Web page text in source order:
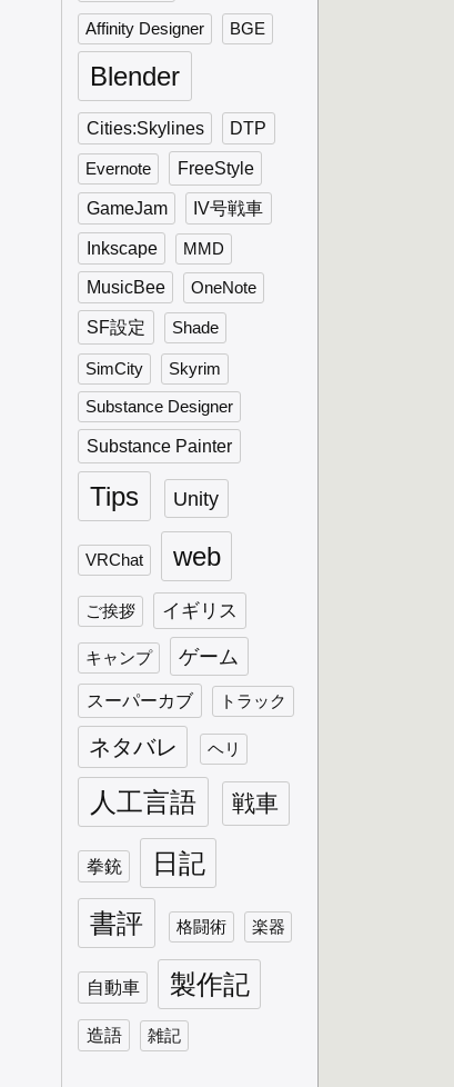
Affinity Designer BGE
Blender
Cities:Skylines DTP
Evernote FreeStyle
GameJam IV号戦車
Inkscape MMD
MusicBee OneNote
SF設定 Shade
SimCity Skyrim
Substance Designer
Substance Painter
Tips Unity
VRChat web
ご挨拶 イギリス
キャンプ ゲーム
スーパーカブ トラック
ネタバレ ヘリ
人工言語 戦車
拳銃 日記
書評 格闘術 楽器
自動車 製作記
造語 雑記